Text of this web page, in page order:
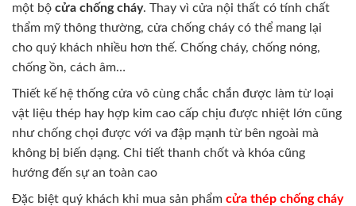
một bộ cửa chống cháy. Thay vì cửa nội thất có tính chất
thẩm mỹ thông thường, cửa chống cháy có thể mang lại
cho quý khách nhiều hơn thế. Chống cháy, chống nóng,
chống ồn, cách âm…
Thiết kế hệ thống cửa vô cùng chắc chắn được làm từ loại
vật liệu thép hay hợp kim cao cấp chịu được nhiệt lớn cũng
như chống chọi được với va đập mạnh từ bên ngoài mà
không bị biến dạng. Chi tiết thanh chốt và khóa cũng
hướng đến sự an toàn cao
Đặc biệt quý khách khi mua sản phẩm cửa thép chống cháy